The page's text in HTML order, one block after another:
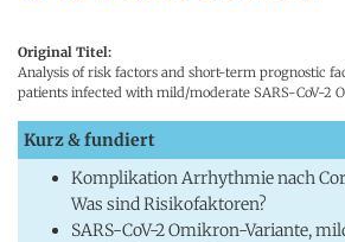
Original Titel:
Analysis of risk factors and short-term prognostic
patients infected with mild/moderate SARS-CoV-2
Kurz & fundiert
Komplikation Arrhythmie nach
Was sind Risikofaktoren?
SARS-CoV-2 Omikron-Variante,